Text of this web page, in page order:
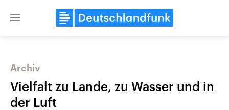
Close
Archiv
Vielfalt zu Lande, zu Wasser und in
der Luft